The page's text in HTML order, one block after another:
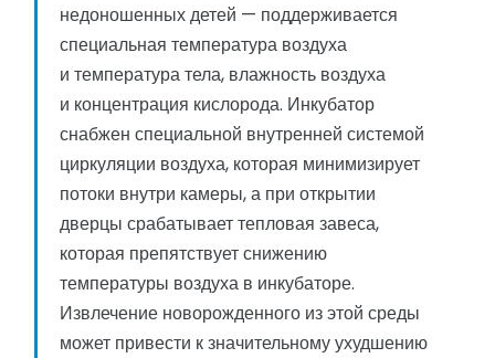
недоношенных детей — поддерживается
специальная температура воздуха
и температура тела, влажность воздуха
и концентрация кислорода. Инкубатор
снабжен специальной внутренней системой
циркуляции воздуха, которая минимизирует
потоки внутри камеры, а при открытии
дверцы срабатывает тепловая завеса,
которая препятствует снижению
температуры воздуха в инкубаторе.
Извлечение новорожденного из этой среды
может привести к значительному ухудшению